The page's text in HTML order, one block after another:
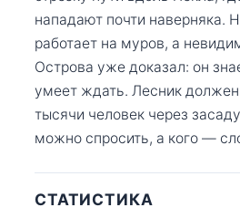
нападают почти наверняка.
работает на муров, а
Острова уже доказал: он
умеет ждать. Лесник
тысячи человек через
можно спросить, а кого —
СТАТИСТИКА